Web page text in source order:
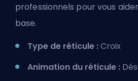
professionnels pour vous
base.
Type de réticule :Croix
Animation du réticule :